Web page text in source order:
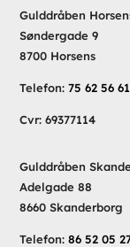
Gulddråben
Søndergade 9
8700 Horsens
Telefon:75 62 56 61
Cvr: 69377114
Gulddråben
Adelgade 88
8660 Skanderborg
Telefon:86 52 05